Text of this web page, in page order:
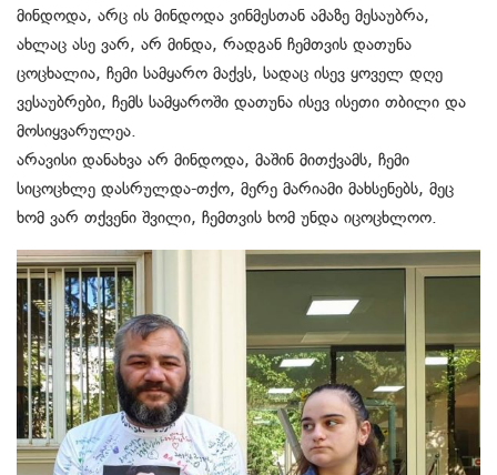
მინდოდა, არც ის მინდოდა ვინმესთან ამაზე მესაუბრა,
ახლაც ასე ვარ, არ მინდა, რადგან ჩემთვის დათუნა
ცოცხალია, ჩემი სამყარო მაქვს, სადაც ისევ ყოველ დღე
ვესაუბრები, ჩემს სამყაროში დათუნა ისევ ისეთი თბილი და
მოსიყვარულეა.
არავისი დანახვა არ მინდოდა, მაშინ მითქვამს, ჩემი
სიცოცხლე დასრულდა-თქო, მერე მარიამი მახსენებს, მეც
ხომ ვარ თქვენი შვილი, ჩემთვის ხომ უნდა იცოცხლოო.